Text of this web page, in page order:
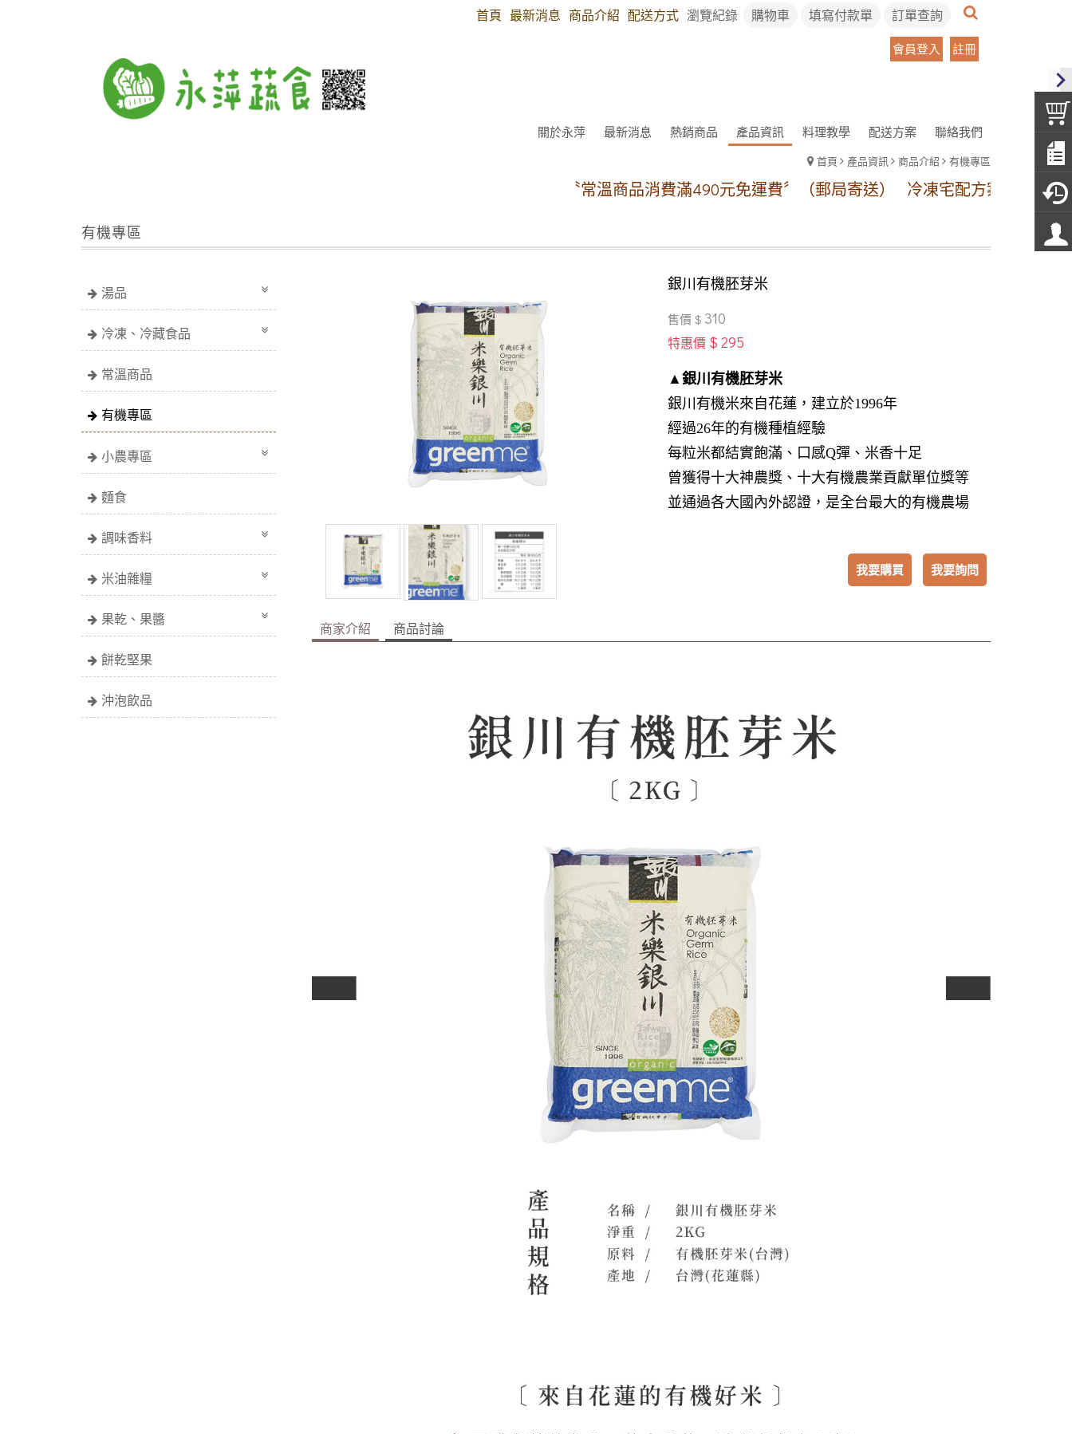
首頁 最新消息 商品介紹 配送方式 瀏覽紀錄 購物車 填寫付款單 訂單查詢
會員登入 註冊
關於永萍 最新消息 熱銷商品 產品資訊 料理教學 配送方案 聯絡我們
首頁 產品資訊 商品介紹 有機專區
〝常溫商品消費滿490元免運費〞（郵局寄送） 冷凍宅配方案:【本島地區】
有機專區
湯品
冷凍、冷藏食品
常溫商品
有機專區
小農專區
麵食
調味香料
米油雜糧
果乾、果醬
餅乾堅果
沖泡飲品
銀川有機胚芽米
售價 $310
特惠價 $ 295
▲銀川有機胚芽米
銀川有機米來自花蓮，建立於1996年
經過26年的有機種植經驗
每粒米都結實飽滿、口感Q彈、米香十足
曾獲得十大神農獎、十大有機農業貢獻單位獎等
並通過各大國內外認證，是全台最大的有機農場
我要購買 我要詢問
商家介紹 商品討論